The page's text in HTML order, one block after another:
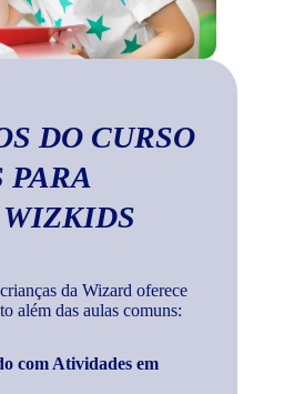
DO CURSO
PARA
da Wizard oferece
além das aulas comuns:
com Atividades em